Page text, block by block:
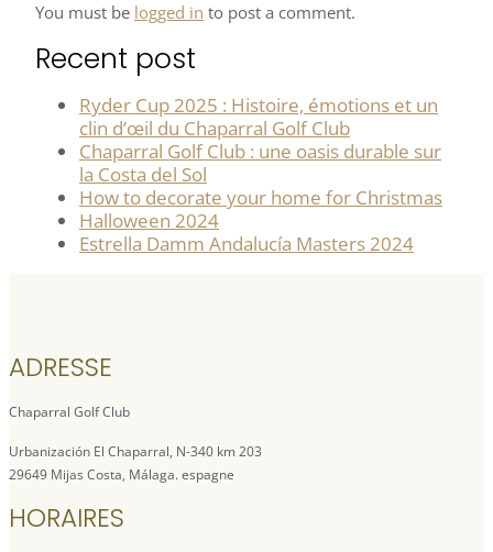
You must be logged in to post a comment.
Recent post
Ryder Cup 2025 : Histoire, émotions et un
clin d’œil du Chaparral Golf Club
Chaparral Golf Club : une oasis durable sur
la Costa del Sol
How to decorate your home for Christmas
Halloween 2024
Estrella Damm Andalucía Masters 2024
ADRESSE
Chaparral Golf Club
Urbanización El Chaparral, N-340 km 203
29649 Mijas Costa, Málaga. espagne
HORAIRES